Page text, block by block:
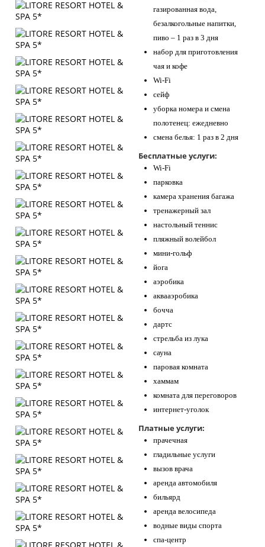
газированная вода,
безалкогольные напитки,
пиво – 1 раз в 3 дня
набор для приготовления
чая и кофе
Wi-Fi
сейф
уборка номера и смена
полотенец: ежедневно
смена белья: 1 раз в 2 дня
Бесплатные услуги:
Wi-Fi
парковка
камера хранения багажа
тренажерный зал
настольный теннис
пляжный волейбол
мини-гольф
йога
аэробика
аквааэробика
бочча
дартс
стрельба из лука
сауна
паровая комната
хаммам
комната для переговоров
интернет-уголок
Платные услуги:
прачечная
гладильные услуги
вызов врача
аренда автомобиля
бильярд
аренда велосипеда
водные виды спорта
спа-центр